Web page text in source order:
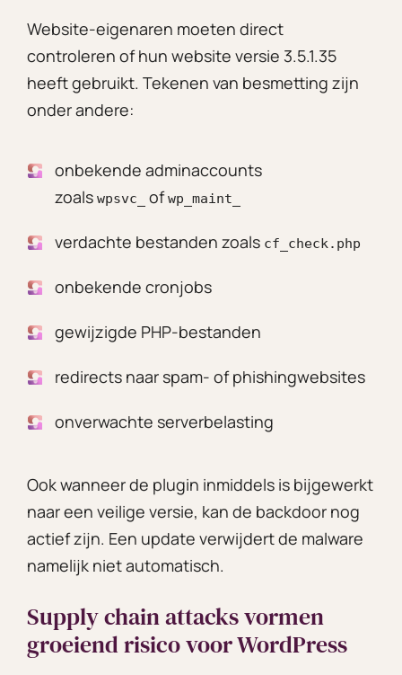
Website-eigenaren moeten direct
controleren of hun website versie 3.5.1.35
heeft gebruikt. Tekenen van besmetting zijn
onder andere:
onbekende adminaccounts
zoals wpsvc_ ofwp_maint_
verdachte bestanden zoals cf_check.php
onbekende cronjobs
gewijzigde PHP-bestanden
redirects naar spam- of phishingwebsites
onverwachte serverbelasting
Ook wanneer de plugin inmiddels is bijgewerkt
naar een veilige versie, kan de backdoor nog
actief zijn. Een update verwijdert de malware
namelijk niet automatisch.
Supply chain attacks vormen
groeiend risico voor WordPress